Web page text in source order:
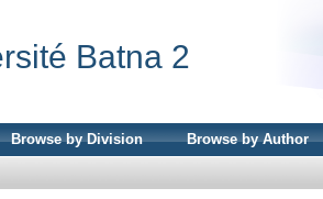
Batna 2
Browse by Division Browse by Author